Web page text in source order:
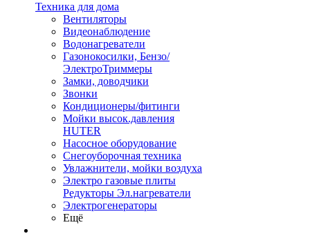
Техника для дома
Вентиляторы
Видеонаблюдение
Водонагреватели
Газонокосилки, Бензо/
ЭлектроТриммеры
Замки, доводчики
Звонки
Кондиционеры/фитинги
Мойки высок.давления
HUTER
Насосное оборудование
Снегоуборочная техника
Увлажнители, мойки воздуха
Электро газовые плиты
Редукторы Эл.нагреватели
Электрогенераторы
Ещё